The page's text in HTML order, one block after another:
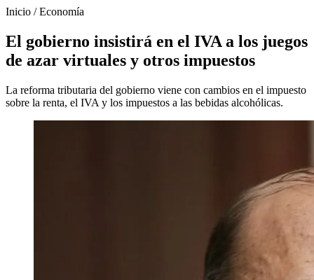
Inicio /Economía
El gobierno insistirá en el IVA a los juegos
de azar virtuales y otros impuestos
La reforma tributaria del gobierno viene con cambios en el impuesto
sobre la renta, el IVA y los impuestos a las bebidas alcohólicas.